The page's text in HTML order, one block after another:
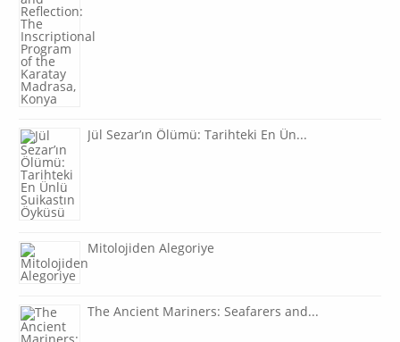
Jül Sezar’ın Ölümü: Tarihteki En Ün...
Mitolojiden Alegoriye
The Ancient Mariners: Seafarers and...